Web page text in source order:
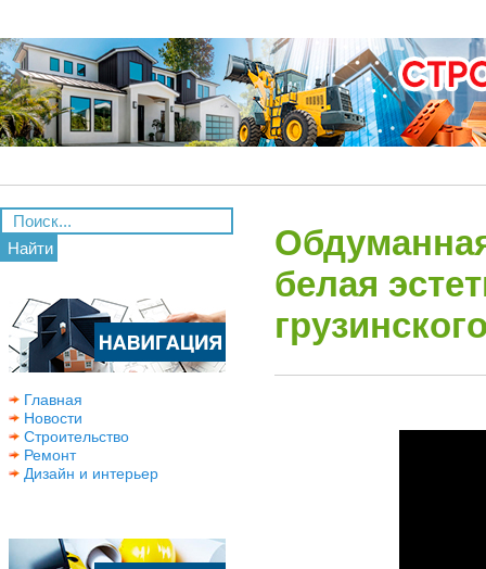
Найти
Главная
Новости
Строительство
Ремонт
Дизайн и интерьер
белая